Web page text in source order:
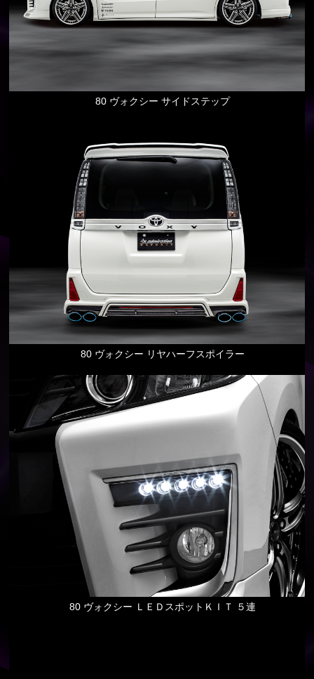
80 ヴォクシー サイドステップ
80 ヴォクシー リヤハーフスポイラー
80 ヴォクシー ＬＥＤスポットＫＩＴ ５連